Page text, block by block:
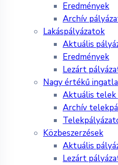
Eredmények
Archív
Lakáspályázatok
Aktuális
Eredmények
Lezárt
Nagy értékű
Aktuális telek
Archív
Közbeszerzések
Aktuális
Lezárt